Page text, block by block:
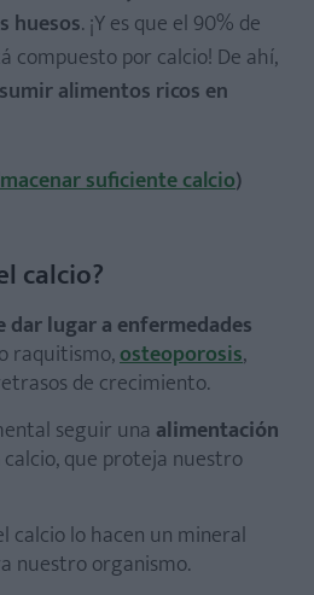
huesos. ¡Y es que el 90% de
compuesto por calcio! De ahí,
alimentos ricos en
suficiente calcio)
calcio?
dar lugar a enfermedades
raquitismo,osteoporosis,
de crecimiento.
seguir una alimentación
calcio, que proteja nuestro
calcio lo hacen un mineral
nuestro organismo.